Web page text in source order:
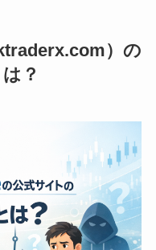
）の
？